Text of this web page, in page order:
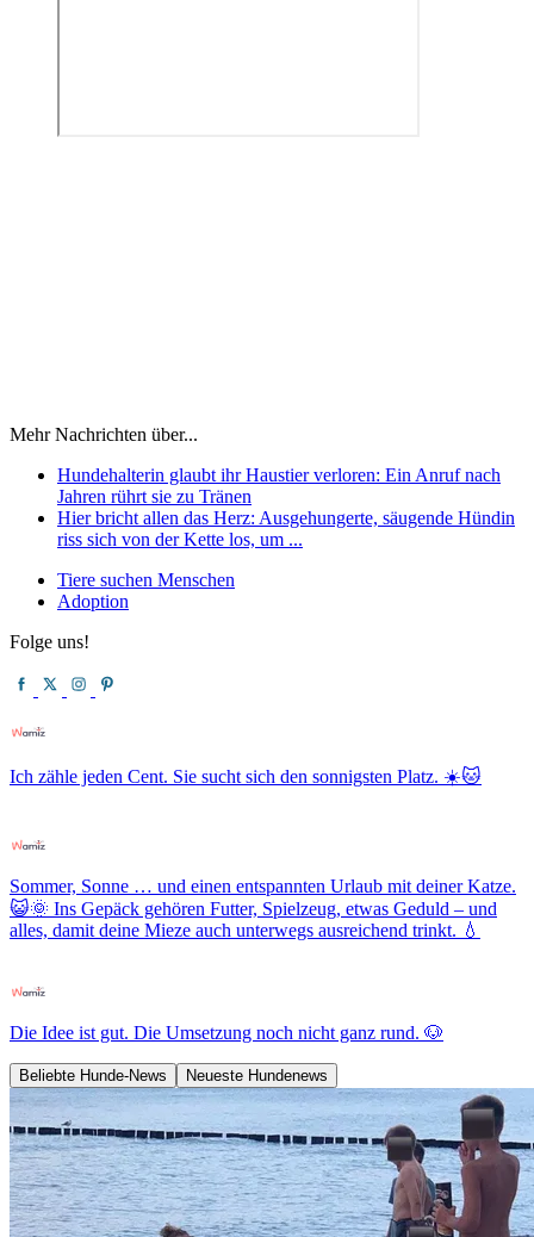
Mehr Nachrichten über...
Hundehalterin glaubt ihr Haustier verloren: Ein Anruf nach
Jahren rührt sie zu Tränen
Hier bricht allen das Herz: Ausgehungerte, säugende Hündin
riss sich von der Kette los, um ...
Tiere suchen Menschen
Adoption
Folge uns!
Ich zähle jeden Cent. Sie sucht sich den sonnigsten Platz. ☀️🐱
Sommer, Sonne … und einen entspannten Urlaub mit deiner Katze.
😺🌞 Ins Gepäck gehören Futter, Spielzeug, etwas Geduld – und
alles, damit deine Mieze auch unterwegs ausreichend trinkt. 💧
Die Idee ist gut. Die Umsetzung noch nicht ganz rund. 🐶
Beliebte Hunde-News Neueste Hundenews